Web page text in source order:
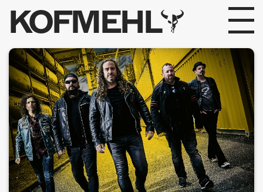
KOFMEHL
PROGRAMM
FABRIKGEFLÜSTER
GALERIE
FOTOGALERIE
PHOTOMAT